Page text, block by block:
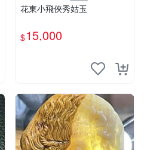
花東小飛俠秀姑玉
$15,000